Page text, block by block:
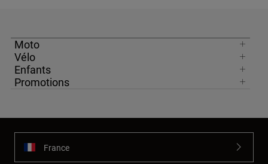
Moto
Vélo
Enfants
Promotions
France